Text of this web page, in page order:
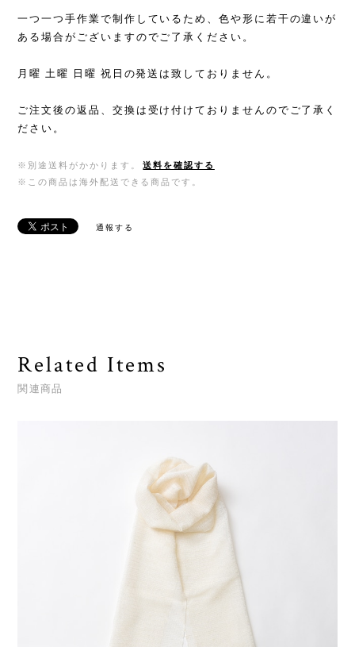
一つ一つ手作業で制作しているため、色や形に若干の違いが
ある場合がございますのでご了承ください。
月曜 土曜 日曜 祝日の発送は致しておりません。
ご注文後の返品、交換は受け付けておりませんのでご了承く
ださい。
※別途送料がかかります。
送料を確認する
※この商品は海外配送できる商品です。
通報する
Related Items
関連商品